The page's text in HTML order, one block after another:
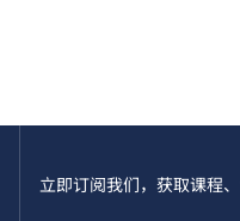
立即订阅我们，获取课程